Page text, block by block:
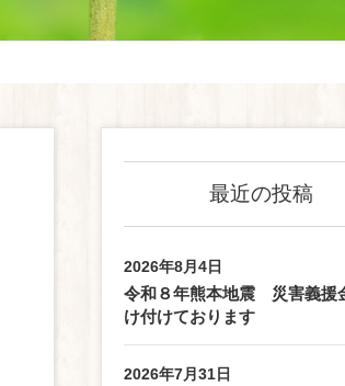
最近の投稿
2026年8月4日
令和８年熊本地震 災害義援
け付けております
2026年7月31日